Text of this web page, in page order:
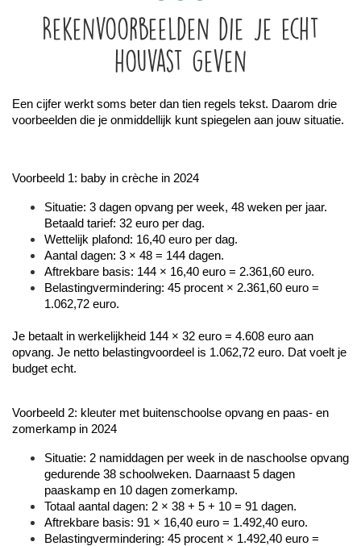
Rekenvoorbeelden die je echt
houvast geven
Een cijfer werkt soms beter dan tien regels tekst. Daarom drie
voorbeelden die je onmiddellijk kunt spiegelen aan jouw situatie.
Voorbeeld 1: baby in crèche in 2024
Situatie: 3 dagen opvang per week, 48 weken per jaar.
Betaald tarief: 32 euro per dag.
Wettelijk plafond: 16,40 euro per dag.
Aantal dagen: 3 × 48 = 144 dagen.
Aftrekbare basis: 144 × 16,40 euro = 2.361,60 euro.
Belastingvermindering: 45 procent × 2.361,60 euro =
1.062,72 euro.
Je betaalt in werkelijkheid 144 × 32 euro = 4.608 euro aan
opvang. Je netto belastingvoordeel is 1.062,72 euro. Dat voelt je
budget echt.
Voorbeeld 2: kleuter met buitenschoolse opvang en paas- en
zomerkamp in 2024
Situatie: 2 namiddagen per week in de naschoolse opvang
gedurende 38 schoolweken. Daarnaast 5 dagen
paaskamp en 10 dagen zomerkamp.
Totaal aantal dagen: 2 × 38 + 5 + 10 = 91 dagen.
Aftrekbare basis: 91 × 16,40 euro = 1.492,40 euro.
Belastingvermindering: 45 procent × 1.492,40 euro =